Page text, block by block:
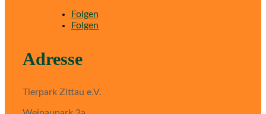
Folgen
Folgen
Adresse
Tierpark Zittau e.V.